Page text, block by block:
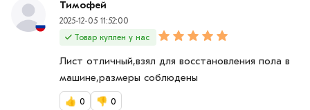
Тимофей
2025-12-05 11:52:00
Товар куплен у нас
Лист отличный,взял для восстановления пола в
машине,размеры соблюдены
👍 0 👎 0